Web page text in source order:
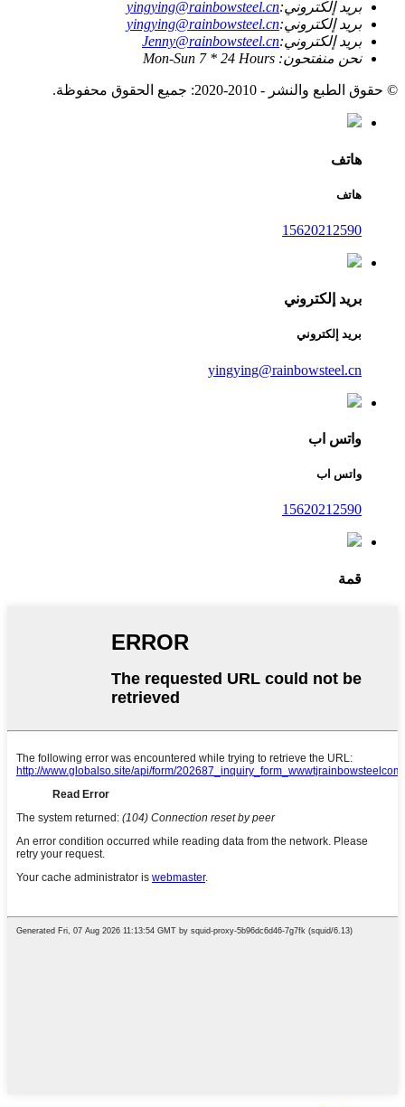
بريد إلكتروني:yingying@rainbowsteel.cn
بريد إلكتروني:yingying@rainbowsteel.cn
بريد إلكتروني:Jenny@rainbowsteel.cn
نحن منفتحون: Mon-Sun 7 * 24 Hours
© حقوق الطبع والنشر - 2010-2020: جميع الحقوق محفوظة.
هاتف
هاتف
15620212590
بريد إلكتروني
بريد إلكتروني
yingying@rainbowsteel.cn
واتس اب
واتس اب
15620212590
قمة